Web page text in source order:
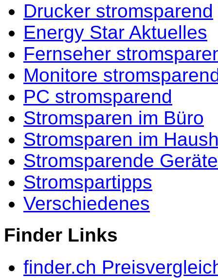
Drucker stromsparend
Energy Star Aktuelles
Fernseher
Monitore
PC stromsparend
Stromsparen im Büro
Stromsparen im
Stromsparende Geräte
Stromspartipps
Verschiedenes
Finder Links
finder.ch